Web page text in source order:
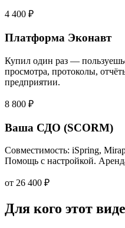
4 400 ₽
Платформа Эконавт
Купил один раз —
просмотра, протоколы,
предприятии.
8 800 ₽
Ваша СДО (SCORM)
Совместимость: iSpring,
Помощь с настройкой.
от 26 400 ₽
Для кого этот